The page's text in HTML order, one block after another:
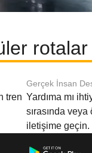
rotalar
tren
Gerçek İnsan
Yardıma mı
sırasında
iletişime geçin.